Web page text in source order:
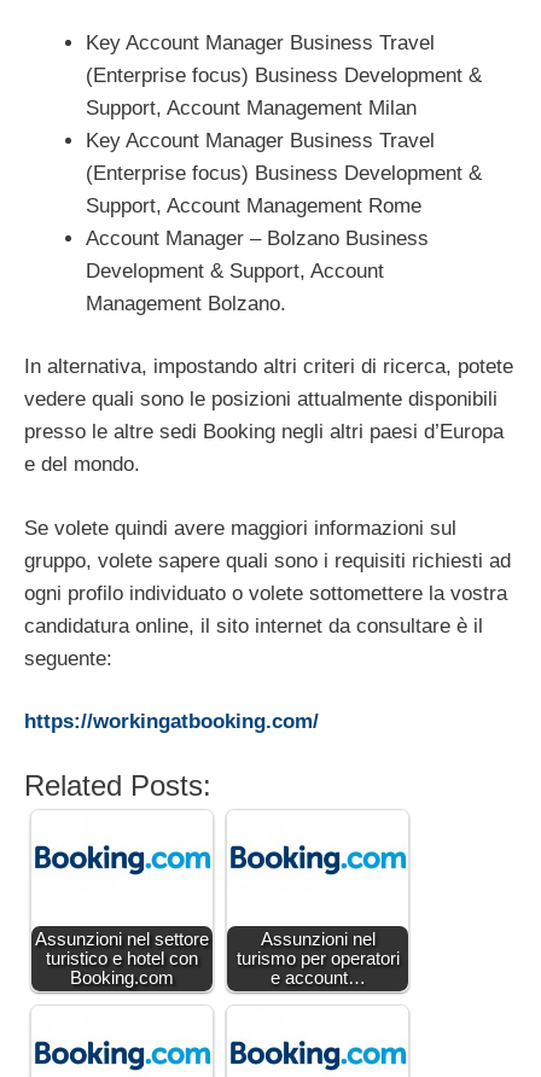
Key Account Manager Business Travel
(Enterprise focus) Business Development &
Support, Account Management Milan
Key Account Manager Business Travel
(Enterprise focus) Business Development &
Support, Account Management Rome
Account Manager – Bolzano Business
Development & Support, Account
Management Bolzano.
In alternativa, impostando altri criteri di ricerca, potete
vedere quali sono le posizioni attualmente disponibili
presso le altre sedi Booking negli altri paesi d’Europa
e del mondo.
Se volete quindi avere maggiori informazioni sul
gruppo, volete sapere quali sono i requisiti richiesti ad
ogni profilo individuato o volete sottomettere la vostra
candidatura online, il sito internet da consultare è il
seguente:
https://workingatbooking.com/
Related Posts:
Assunzioni nel settore
turistico e hotel con
Booking.com
Assunzioni nel
turismo per operatori
e account…